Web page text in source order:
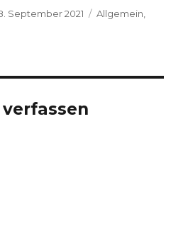
September 2021 Kategorien
Allgemein,